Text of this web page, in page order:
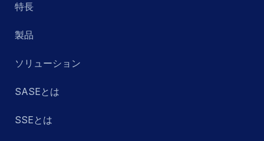
特長
製品
ソリューション
SASEとは
SSEとは